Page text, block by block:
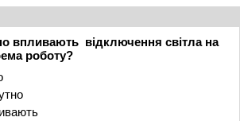
впливають відключення світла на
роботу?